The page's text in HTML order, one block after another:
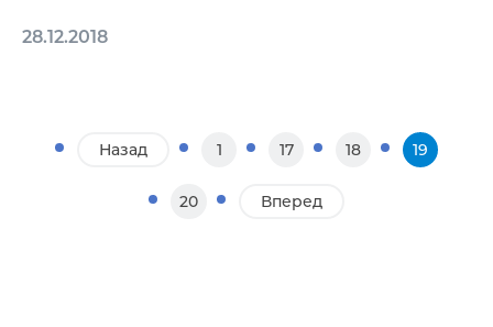
28.12.2018
Назад 1 17 18 19
20 Вперед